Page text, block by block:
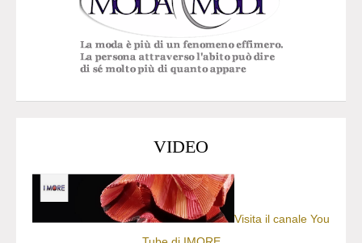
VIDEO
Visita il canale You